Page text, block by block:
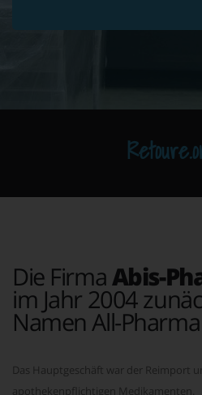
Die Firma Abis-
im Jahr 2004
Namen All-
Das Hauptgeschäft war der Reimport
apothekenpflichtigen Medikamenten.